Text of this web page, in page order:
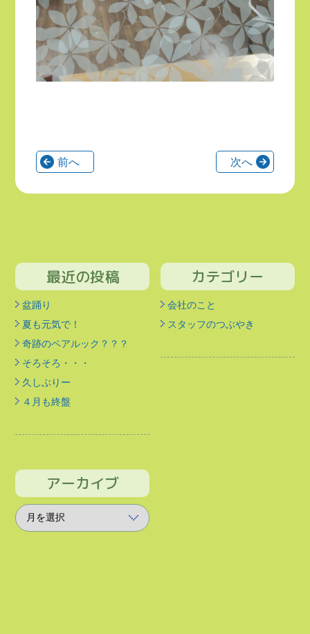
前へ 次へ
最近の投稿
盆踊り
夏も元気で！
奇跡のペアルック？？？
そろそろ・・・
久しぶりー
４月も終盤
カテゴリー
会社のこと
スタッフのつぶやき
アーカイブ